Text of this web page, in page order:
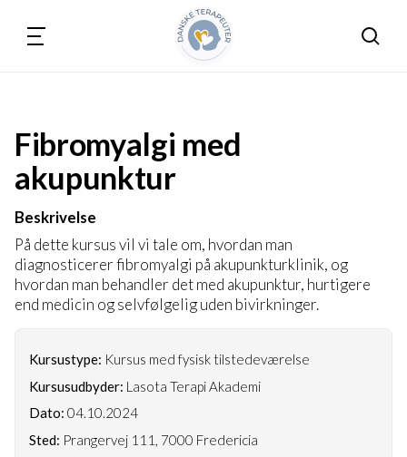
Søg
Fibromyalgi med
akupunktur
Beskrivelse
På dette kursus vil vi tale om, hvordan man
diagnosticerer fibromyalgi på akupunkturklinik, og
hvordan man behandler det med akupunktur, hurtigere
end medicin og selvfølgelig uden bivirkninger.
Kursustype: Kursus med fysisk tilstedeværelse
Kursusudbyder: Lasota Terapi Akademi
Dato: 04.10.2024
Sted: Prangervej 111, 7000 Fredericia